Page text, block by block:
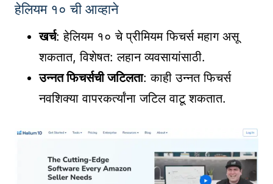
हेलियम १० ची आव्हाने
खर्च: हेलियम १० चे प्रीमियम फिचर्स महाग असू
शकतात, विशेषत: लहान व्यवसायांसाठी.
उन्नत फिचर्सची जटिलता: काही उन्नत फिचर्स
नवशिक्या वापरकर्त्यांना जटिल वाटू शकतात.